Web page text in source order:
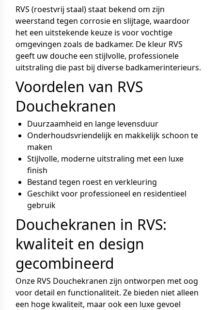
RVS (roestvrij staal) staat bekend om zijn
weerstand tegen corrosie en slijtage, waardoor
het een uitstekende keuze is voor vochtige
omgevingen zoals de badkamer. De kleur RVS
geeft uw douche een stijlvolle, professionele
uitstraling die past bij diverse badkamerinterieurs.
Voordelen van RVS
Douchekranen
Duurzaamheid en lange levensduur
Onderhoudsvriendelijk en makkelijk schoon te
maken
Stijlvolle, moderne uitstraling met een luxe
finish
Bestand tegen roest en verkleuring
Geschikt voor professioneel en residentieel
gebruik
Douchekranen in RVS:
kwaliteit en design
gecombineerd
Onze RVS Douchekranen zijn ontworpen met oog
voor detail en functionaliteit. Ze bieden niet alleen
een hoge kwaliteit, maar ook een luxe gevoel